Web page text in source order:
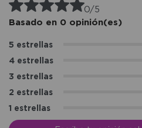
0/5
Basado en 0 opinión(es)
5 estrellas
4 estrellas
3 estrellas
2 estrellas
1 estrellas